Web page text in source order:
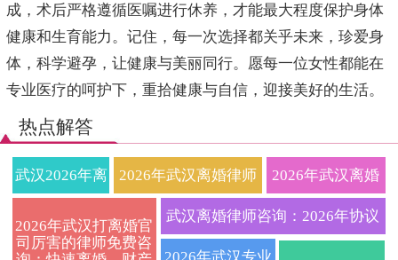
成，术后严格遵循医嘱进行休养，才能最大程度保护身体
健康和生育能力。记住，每一次选择都关乎未来，珍爱身
体，科学避孕，让健康与美丽同行。愿每一位女性都能在
专业医疗的呵护下，重拾健康与自信，迎接美好的生活。
热点解答
武汉2026年离
析协议离婚与
2026年武汉离婚律师
费用透明化？本地资
深婚姻家事律所一对
2026年武汉离婚
律师超全攻略：
2026年武汉打离婚官
司厉害的律师免费咨
武汉离婚律师咨询：2026年协议
离婚与诉讼离婚流程、费用及财